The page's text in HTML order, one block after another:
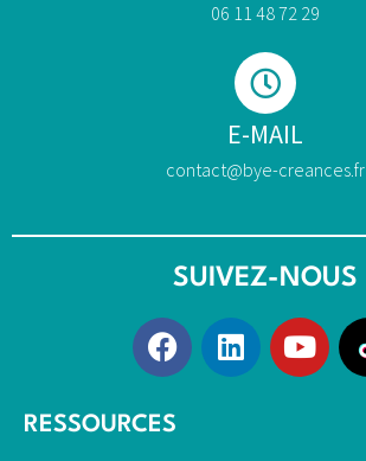
06 11 48 72 29
E-MAIL
contact@bye-creances.fr
SUIVEZ-NOUS
RESSOURCES